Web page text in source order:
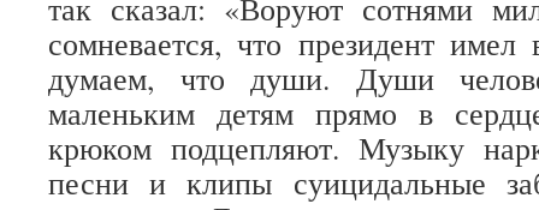
так сказал: «Воруют сотнями
сомневается, что президент
думаем, что души. Души
маленьким детям прямо в
крюком подцепляют. Музыку
песни и клипы суицидальные